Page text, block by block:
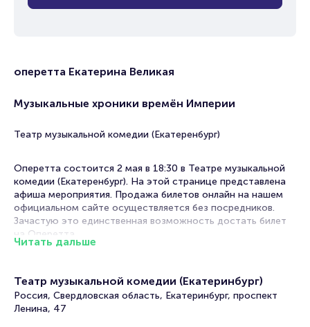
оперетта Екатерина Великая
Музыкальные хроники времён Империи
Театр музыкальной комедии (Екатеренбург)
Оперетта состоится 2 мая в 18:30 в Театре музыкальной
комедии (Екатеренбург). На этой странице представлена
афиша мероприятия. Продажа билетов онлайн на нашем
официальном сайте осуществляется без посредников.
Зачастую это единственная возможность достать билет
на Оперетта.
Portalbilet – удобный и надежный сервис для покупки и
продажи билетов на мероприятия разного формата.
Среднее время на покупку билета здесь начиная с выбора
Читать дальше
Театр музыкальной комедии (Екатеринбург)
Россия, Свердловская область, Екатеринбург, проспект
Ленина, 47